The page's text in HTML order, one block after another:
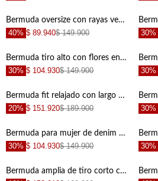
+
+
+
+
+
Bermuda oversize con rayas verticales en azul para mujer
40% $ 89.940$ 149.900 30%
Bermuda tiro alto con flores en relieve de lino azul para mujer
30% $ 104.930$ 149.900 30%
Bermuda fit relajado con largo a la rodilla en algodón azul para mujer
20% $ 151.920$ 189.900 30%
Bermuda para mujer de denim azul claro fit relajado con ruedo curvo
30% $ 104.930$ 149.900 30%
Bermuda amplia de tiro corto con bolsillos de tapa en algodón amarillo pastel para mujer